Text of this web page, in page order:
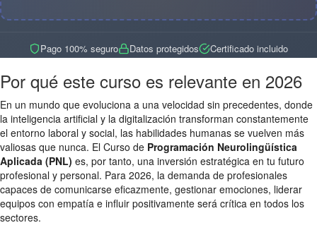
Pago 100% seguro Datos protegidos Certificado incluido
Por qué este curso es relevante en 2026
En un mundo que evoluciona a una velocidad sin precedentes, donde
la inteligencia artificial y la digitalización transforman constantemente
el entorno laboral y social, las habilidades humanas se vuelven más
valiosas que nunca. El Curso de Programación Neurolingüística
Aplicada (PNL) es, por tanto, una inversión estratégica en tu futuro
profesional y personal. Para 2026, la demanda de profesionales
capaces de comunicarse eficazmente, gestionar emociones, liderar
equipos con empatía e influir positivamente será crítica en todos los
sectores.